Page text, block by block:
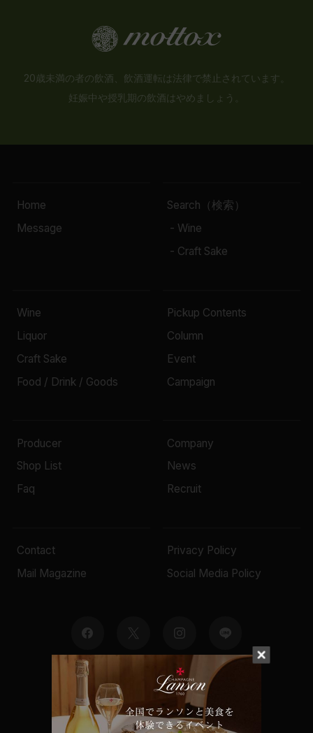
20歳未満の者の飲酒、飲酒運転は法律で禁止されています。
妊娠中や授乳期の飲酒はやめましょう。
Home
Message
Search（検索）
- Wine
- Craft Sake
Wine
Liquor
Craft Sake
Food / Drink / Goods
Pickup Contents
Column
Event
Campaign
Producer
Shop List
Faq
Company
News
Recruit
Contact
Mail Magazine
Privacy Policy
Social Media Policy
© 2022 Mottox inc.